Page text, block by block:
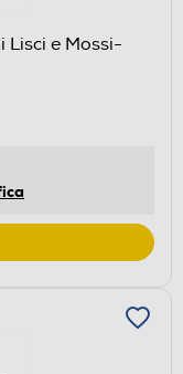
Lisci e Mossi-